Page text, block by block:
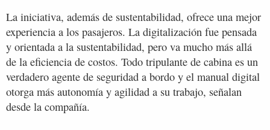
La iniciativa, además de sustentabilidad, ofrece una mejor
experiencia a los pasajeros. La digitalización fue pensada
y orientada a la sustentabilidad, pero va mucho más allá
de la eficiencia de costos. Todo tripulante de cabina es un
verdadero agente de seguridad a bordo y el manual digital
otorga más autonomía y agilidad a su trabajo, señalan
desde la compañía.